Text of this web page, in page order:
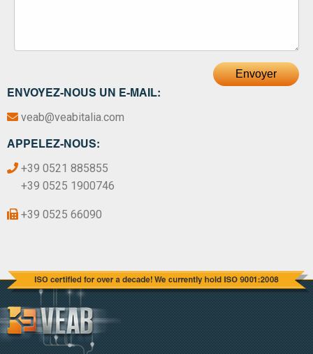
ENVOYEZ-NOUS UN E-MAIL:
veab@veabitalia.com
APPELEZ-NOUS:
+39 0521 885855
+39 0525 1900746
+39 0525 66090
Envoyer